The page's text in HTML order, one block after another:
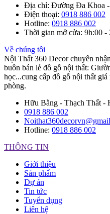
Địa chỉ: Đường Đa Khoa
Điện thoại: 0918 886 002
Hotline: 0918 886 002
Thời gian mở cửa: 9h:00 -
Về chúng tôi
Nội Thất 360 Decor chuyên
buôn bán lẻ đồ gỗ nội thất:
học...cung cấp đồ gỗ nội thất
phòng.
Hữu Bằng - Thạch Thất -
0918 886 002
Hotline: 0918 886 002
THÔNG TIN
Giới thiệu
Sản phẩm
Dự án
Tin tức
Tuyển dụng
Liên hệ